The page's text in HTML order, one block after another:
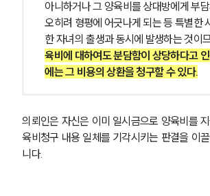
아니하거나 그 양육비를 상대방에게 부
오히려 형평에 어긋나게 되는 등 특별한
한 자녀의 출생과 동시에 발생하는 것이
육비에 대하여도 분담함이 상당하다고
에는 그 비용의 상환을 청구할 수 있다.
의뢰인은 자신은 이미 일시금으로 양육비를
육비청구 내용 일체를 기각시키는 판결을 이
니다.